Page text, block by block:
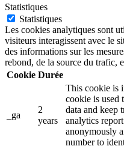
Statistiques
Statistiques
Les cookies analytiques sont
visiteurs interagissent avec le
des informations sur les
rebond, de la source du trafic,
Cookie Durée
_ga
2
years
This cookie is
cookie is used
data and keep
analytics
anonymously
number to